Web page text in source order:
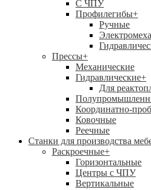
С ЧПУ
Профилегибы+
Ручные
Прессы+
Механические
Гидравлические+
Для
Координатно-
Ковочные
Реечные
Станки для производства
Раскроечные+
Горизонтальные
Центры с ЧПУ
Вертикальные